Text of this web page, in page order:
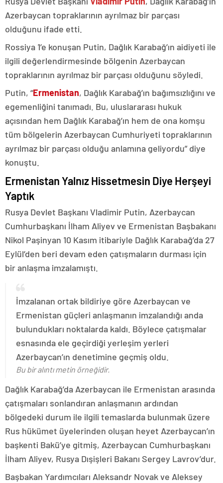
Azerbaycan topraklarının ayrılmaz bir parçası
olduğunu ifade etti.
Rossiya 1’e konuşan Putin, Dağlık Karabağ’ın aidiyeti ile
ilgili değerlendirmesinde bölgenin Azerbaycan
topraklarının ayrılmaz bir parçası olduğunu söyledi.
Putin, “Ermenistan, Dağlık Karabağ’ın bağımsızlığını ve
egemenliğini tanımadı. Bu, uluslararası hukuk
açısından hem Dağlık Karabağ’ın hem de ona komşu
tüm bölgelerin Azerbaycan Cumhuriyeti topraklarının
ayrılmaz bir parçası olduğu anlamına geliyordu” diye
konuştu.
Ermenistan Yalnız Hissetmesin Diye Herşeyi
Yaptık
Rusya Devlet Başkanı Vladimir Putin, Azerbaycan
Cumhurbaşkanı İlham Aliyev ve Ermenistan Başbakanı
Nikol Paşinyan 10 Kasım itibariyle Dağlık Karabağ’da 27
Eylül’den beri devam eden çatışmaların durması için
bir anlaşma imzalamıştı.
İmzalanan ortak bildiriye göre Azerbaycan ve
Ermenistan güçleri anlaşmanın imzalandığı anda
bulundukları noktalarda kaldı. Böylece çatışmalar
esnasında ele geçirdiği yerleşim yerleri
Azerbaycan’ın denetimine geçmiş oldu.
Bu bir alıntı metin örneğidir.
Dağlık Karabağ’da Azerbaycan ile Ermenistan arasında
çatışmaları sonlandıran anlaşmanın ardından
bölgedeki durum ile ilgili temaslarda bulunmak üzere
Rus hükümet üyelerinden oluşan heyet Azerbaycan’ın
başkenti Bakü’ye gitmiş, Azerbaycan Cumhurbaşkanı
İlham Aliyev, Rusya Dışişleri Bakanı Sergey Lavrov’dur.
Başbakan Yardımcıları Aleksandr Novak ve Aleksey